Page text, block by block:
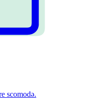
scomodǝ.